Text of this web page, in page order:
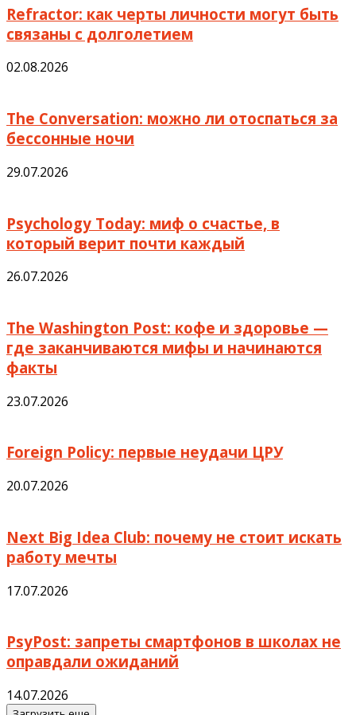
Refractor: как черты личности могут быть
связаны с долголетием
02.08.2026
The Conversation: можно ли отоспаться за
бессонные ночи
29.07.2026
Psychology Today: миф о счастье, в
который верит почти каждый
26.07.2026
The Washington Post: кофе и здоровье —
где заканчиваются мифы и начинаются
факты
23.07.2026
Foreign Policy: первые неудачи ЦРУ
20.07.2026
Next Big Idea Club: почему не стоит искать
работу мечты
17.07.2026
PsyPost: запреты смартфонов в школах не
оправдали ожиданий
14.07.2026